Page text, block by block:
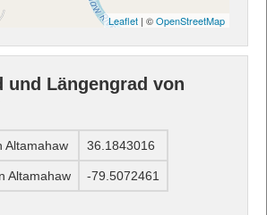
Leaflet | ©OpenStreetMap
und Längengrad von
Altamahaw 36.1843016
Altamahaw -79.5072461